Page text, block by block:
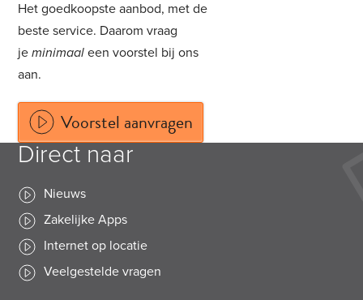
Het goedkoopste aanbod, met de
beste service. Daarom vraag
jeminimaal een voorstel bij ons
aan.
Voorstel aanvragen
Direct naar
Nieuws
Zakelijke Apps
Internet op locatie
Veelgestelde vragen